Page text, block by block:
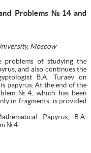
Problems №14 and
Moscow
of studying the
and also continues the
B.A. Turaev on
papyrus. At the end of the
№4, which has been
in fragments, is provided
Papyrus, B.A.
№4.